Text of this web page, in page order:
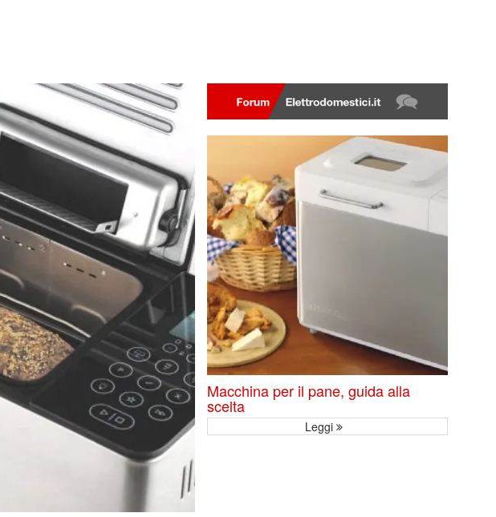
Macchina per il pane, guida alla
scelta
Leggi